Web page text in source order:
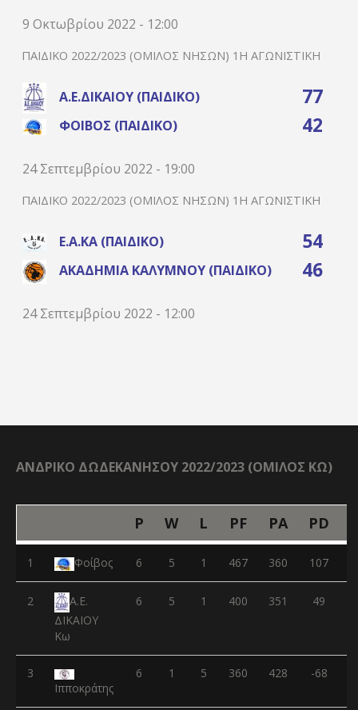
9 Οκτωβρίου 2022 - 12:00
ΠΑΙΔΙΚΌ 2022/2023 (ΌΜΙΛΟΣ ΝΉΣΩΝ) 1Η ΑΓΩΝΙΣΤΙΚΉ
Α.Ε.ΔΙΚΑΊΟΥ (ΠΑΙΔΙΚΌ) 77
ΦΟΊΒΟΣ (ΠΑΙΔΙΚΌ) 42
24 Σεπτεμβρίου 2022 - 19:00
ΠΑΙΔΙΚΌ 2022/2023 (ΌΜΙΛΟΣ ΝΉΣΩΝ) 1Η ΑΓΩΝΙΣΤΙΚΉ
Ε.Α.ΚΑ (ΠΑΙΔΙΚΌ) 54
ΑΚΑΔΗΜΊΑ ΚΑΛΎΜΝΟΥ (ΠΑΙΔΙΚΌ) 46
24 Σεπτεμβρίου 2022 - 12:00
ΑΝΔΡΙΚΟ ΔΩΔΕΚΑΝΗΣΟΥ 2022/2023 (ΟΜΙΛΟΣ ΚΩ)
P W L PF PA PD
1 Φοίβος 6 5 1 467 360 107
2
Α.Ε.
ΔΙΚΑΙΟΥ
Κω
6 5 1 400 351 49
3
Ιπποκράτης
6 1 5 360 428 -68